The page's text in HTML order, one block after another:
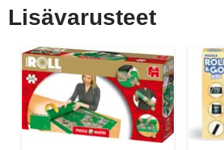
Lisävarusteet